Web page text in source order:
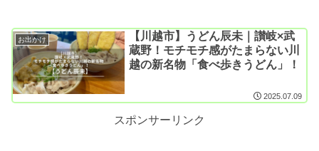
お出かけ
【川越市】うどん辰未｜讃岐×武
蔵野！モチモチ感がたまらない川
越の新名物「食べ歩きうどん」！
2025.07.09
スポンサーリンク